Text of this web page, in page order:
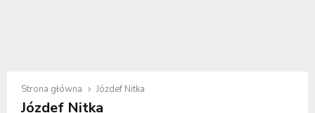
Strona główna Józdef Nitka
Józdef Nitka